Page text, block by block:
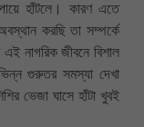
হাঁটলে। কারণ এতে
করছি তা সম্পর্কে
নাগরিক জীবনে বিশাল
গুরুতর সমস্যা দেখা
ভেজা ঘাসে হাঁটা খুবই